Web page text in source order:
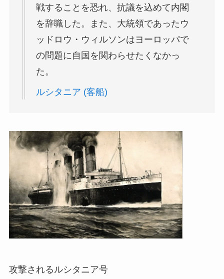
戦することを恐れ、抗議を込めて内閣
を辞職した。また、大統領であったウ
ッドロウ・ウィルソンはヨーロッパで
の問題に自国を関わらせたくなかっ
た。
ルシタニア (客船)
攻撃されるルシタニア号